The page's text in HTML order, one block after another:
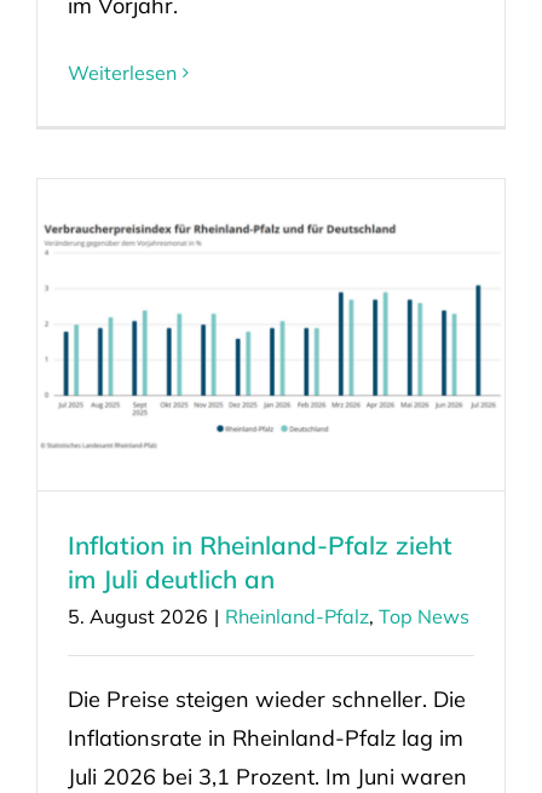
im Vorjahr.
Weiterlesen
Inflation in Rheinland-Pfalz zieht
im Juli deutlich an
5. August 2026 | Rheinland-Pfalz, Top News
Die Preise steigen wieder schneller. Die
Inflationsrate in Rheinland-Pfalz lag im
Juli 2026 bei 3,1 Prozent. Im Juni waren